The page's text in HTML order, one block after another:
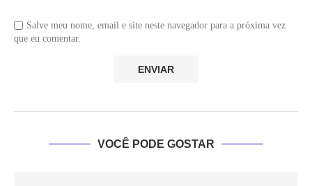
Salve meu nome, email e site neste navegador para a próxima vez
que eu comentar.
VOCÊ PODE GOSTAR